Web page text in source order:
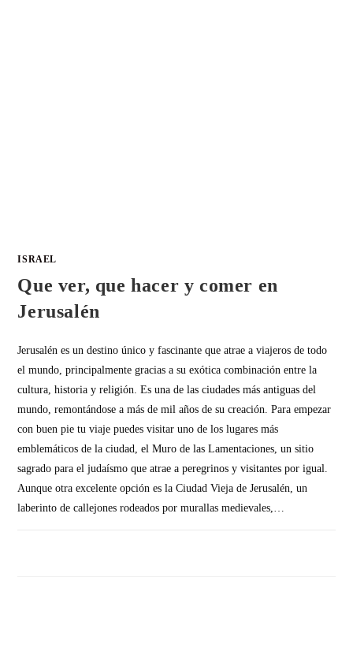
ISRAEL
Que ver, que hacer y comer en
Jerusalén
Jerusalén es un destino único y fascinante que atrae a viajeros de todo
el mundo, principalmente gracias a su exótica combinación entre la
cultura, historia y religión. Es una de las ciudades más antiguas del
mundo, remontándose a más de mil años de su creación. Para empezar
con buen pie tu viaje puedes visitar uno de los lugares más
emblemáticos de la ciudad, el Muro de las Lamentaciones, un sitio
sagrado para el judaísmo que atrae a peregrinos y visitantes por igual.
Aunque otra excelente opción es la Ciudad Vieja de Jerusalén, un
laberinto de callejones rodeados por murallas medievales,…